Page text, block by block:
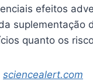
efeitos
suplementação
quanto os
sciencealert.com